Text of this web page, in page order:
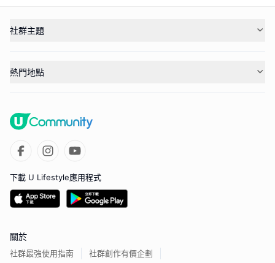
社群主題
熱門地點
下載 U Lifestyle應用程式
關於
社群最強使用指南 社群創作有價企劃